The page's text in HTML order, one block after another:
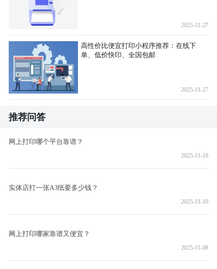
2025-11-27
高性价比便宜打印小程序推荐：在线下
单、低价快印、全国包邮
2025-11-27
推荐问答
网上打印哪个平台靠谱？
2025-11-10
实体店打一张A3纸要多少钱？
2025-11-10
网上打印哪家靠谱又便宜？
2025-11-08